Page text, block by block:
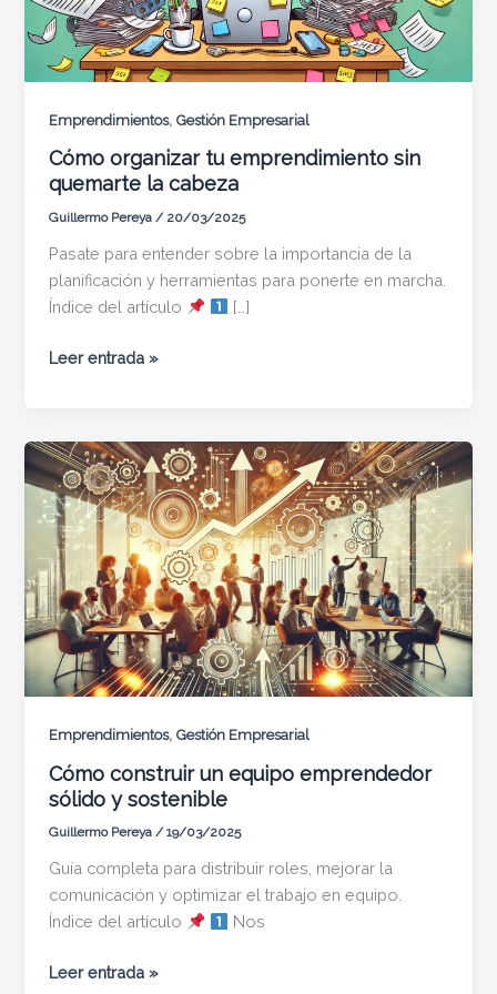
Emprendimientos,Gestión Empresarial
Cómo organizar tu emprendimiento sin
quemarte la cabeza
Guillermo Pereya/ 20/03/2025
Pasate para entender sobre la importancia de la
planificación y herramientas para ponerte en marcha.
Índice del artículo
[…]
Cómo
sin
quemarte
la
cabeza
Leer entrada »
Emprendimientos,Gestión Empresarial
Cómo construir un equipo emprendedor
sólido y sostenible
Guillermo Pereya/19/03/2025
Guía completa para distribuir roles, mejorar la
comunicación y optimizar el trabajo en equipo.
Índice del artículo
Nos
Cómo
Leer entrada »